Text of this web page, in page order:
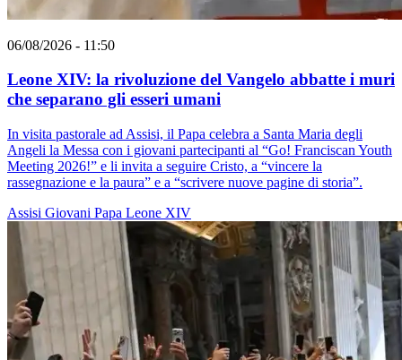
06/08/2026 - 11:50
Leone XIV: la rivoluzione del Vangelo abbatte i muri
che separano gli esseri umani
In visita pastorale ad Assisi, il Papa celebra a Santa Maria degli
Angeli la Messa con i giovani partecipanti al “Go! Franciscan Youth
Meeting 2026!” e li invita a seguire Cristo, a “vincere la
rassegnazione e la paura” e a “scrivere nuove pagine di storia”.
Assisi Giovani Papa Leone XIV